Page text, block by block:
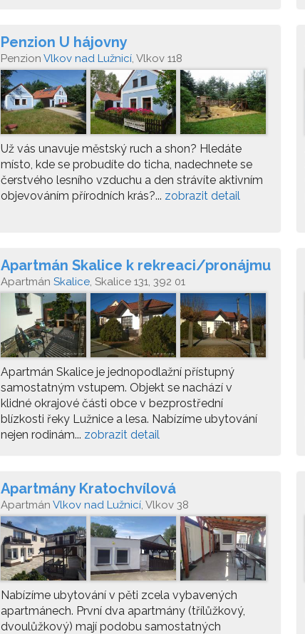
Penzion U hájovny
Penzion Vlkov nad Lužnicí, Vlkov 118
Už vás unavuje městský ruch a shon? Hledáte
místo, kde se probudíte do ticha, nadechnete se
čerstvého lesního vzduchu a den strávíte aktivním
objevováním přírodních krás?... zobrazit detail
Apartmán Skalice k rekreaci/pronájmu
Apartmán Skalice, Skalice 131, 392 01
Apartmán Skalice je jednopodlažní přístupný
samostatným vstupem. Objekt se nachází v
klidné okrajové části obce v bezprostřední
blízkosti řeky Lužnice a lesa. Nabízíme ubytování
nejen rodinám... zobrazit detail
Apartmány Kratochvílová
Apartmán Vlkov nad Lužnicí, Vlkov 38
Nabízíme ubytování v pěti zcela vybavených
apartmánech. První dva apartmány (třílůžkový,
dvoulůžkový) mají podobu samostatných